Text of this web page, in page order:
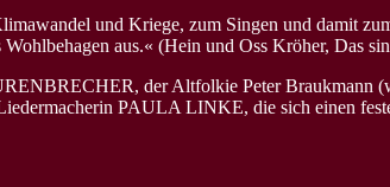
und Kriege, zum Singen und damit
aus.« (Hein und Oss Kröher, Das
der Altfolkie Peter Braukmann
PAULA LINKE, die sich einen